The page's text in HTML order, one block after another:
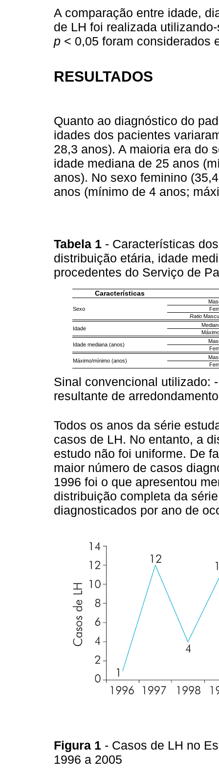
A comparação entre idade,
de LH foi realizada
p < 0,05 foram considerados
RESULTADOS
Quanto ao diagnóstico do
idades dos pacientes
28,3 anos). A maioria era do
idade mediana de 25 anos
anos). No sexo feminino
anos (mínimo de 4 anos;
Tabela 1 - Características
distribuição etária, idade
procedentes do Serviço de
Características
Sexo
Ratio
Idade
Idade mediana (anos)
Máximo/mínimo (anos)
Sinal convencional utilizado:
resultante de
Todos os anos da série
casos de LH. No entanto, a
estudo não foi uniforme. De
maior número de casos
1996 foi o que apresentou
distribuição completa da
diagnosticados por ano de
Figura 1 - Casos de LH no
1996 a 2005